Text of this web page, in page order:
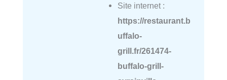
Site internet :
https://restaurant.b
uffalo-
grill.fr/261474-
buffalo-grill-